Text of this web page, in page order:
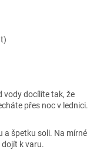
vody docílíte tak, že
přes noc v lednici.
a špetku soli. Na mírné
dojít k varu.